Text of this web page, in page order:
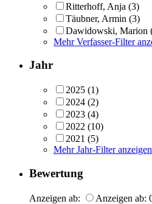
Ritterhoff, Anja (3)
Täubner, Armin (3)
Dawidowski, Marion
Mehr Verfasser-Filter
Jahr
2025 (1)
2024 (2)
2023 (4)
2022 (10)
2021 (5)
Mehr Jahr-Filter anzeigen
Bewertung
Anzeigen ab: Anzeigen ab: